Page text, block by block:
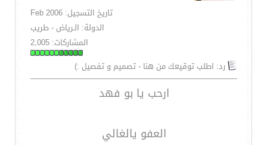
تاريخ التسجيل: Feb 2006
الدولة: الـرياض - طريب
المشاركات: 2,005
رد: اطلب توقيعك من هنا - تصميم و تفصيل :)
ارحب يا بو فهد
العفو يالغالي